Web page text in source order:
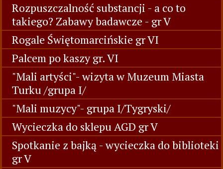
Rozpuszczalność substancji - a co to
takiego? Zabawy badawcze - gr V
Rogale Świętomarcińskie gr VI
Palcem po kaszy gr. VI
"Mali artyści"- wizyta w Muzeum Miasta
Turku /grupa I/
"Mali muzycy"- grupa I/Tygryski/
Wycieczka do sklepu AGD gr V
Spotkanie z bajką - wycieczka do biblioteki
gr V